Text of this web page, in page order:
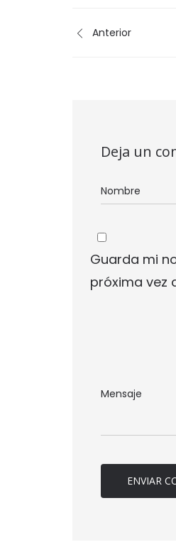
Anterior
Deja un
Guarda mi
próxima vez